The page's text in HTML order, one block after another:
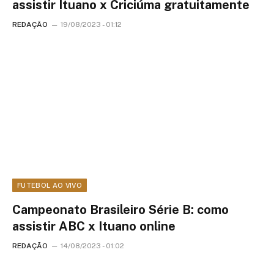
assistir Ituano x Criciúma gratuitamente
REDAÇÃO 19/08/2023 - 01:12
FUTEBOL AO VIVO
Campeonato Brasileiro Série B: como
assistir ABC x Ituano online
REDAÇÃO 14/08/2023 - 01:02